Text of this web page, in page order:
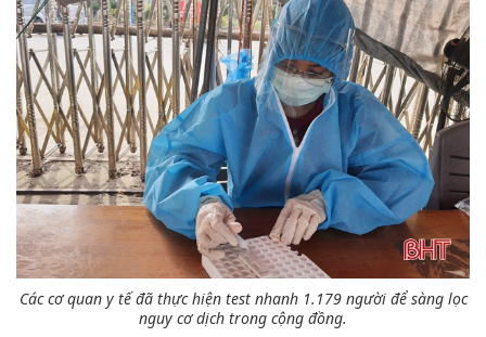
Các cơ quan y tế đã thực hiện test nhanh 1.179 người để sàng lọc
nguy cơ dịch trong cộng đồng.